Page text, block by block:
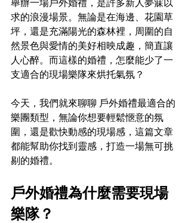
舉辦一場戶外婚禮，是許多新人夢寐以
求的浪漫場景。無論是在海邊、花園草
坪，還是充滿陽光的森林裡，周圍的自
然景色與愛情的美好相映成趣，簡直讓
人心醉。而這樣的婚禮，怎麼能少了一
支適合的現場樂隊來烘托氣氛？
今天，我們就來聊聊 戶外婚禮最適合的
樂團類型，無論你想要輕鬆愜意的氛
圍，還是歡快動感的現場感，這篇文章
都能幫助你找到靈感，打造一場無可挑
剔的婚禮。
戶外婚禮為什麼需要現場
樂隊？